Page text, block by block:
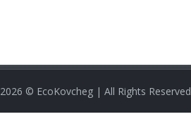
2026 © EcoKovcheg | All Rights Reserved